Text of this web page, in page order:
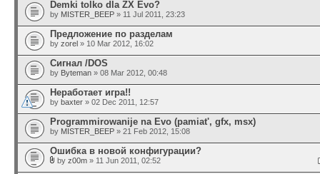
Demki tolko dla ZX Evo?
by MISTER_BEEP » 11 Jul 2011, 23:23
Предложение по разделам
by zorel » 10 Mar 2012, 16:02
Сигнал /DOS
by Byteman » 08 Mar 2012, 00:48
Неработает игра!!
by baxter » 02 Dec 2011, 12:57
Programmirowanije na Evo (pamiat', gfx, msx)
by MISTER_BEEP » 21 Feb 2012, 15:08
Oшибка в новой конфигурации?
by z00m » 11 Jun 2011, 02:52